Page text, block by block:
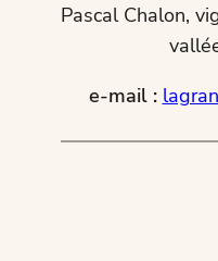
Pascal Chalon,
e-mail :